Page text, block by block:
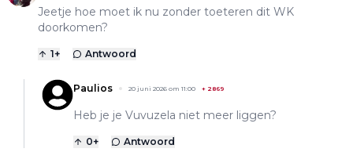
Jeetje hoe moet ik nu zonder toeteren dit WK
doorkomen?
1+ Antwoord
Paulios 20 juni 2026 om 11:00 + 2869
Heb je je Vuvuzela niet meer liggen?
0+ Antwoord